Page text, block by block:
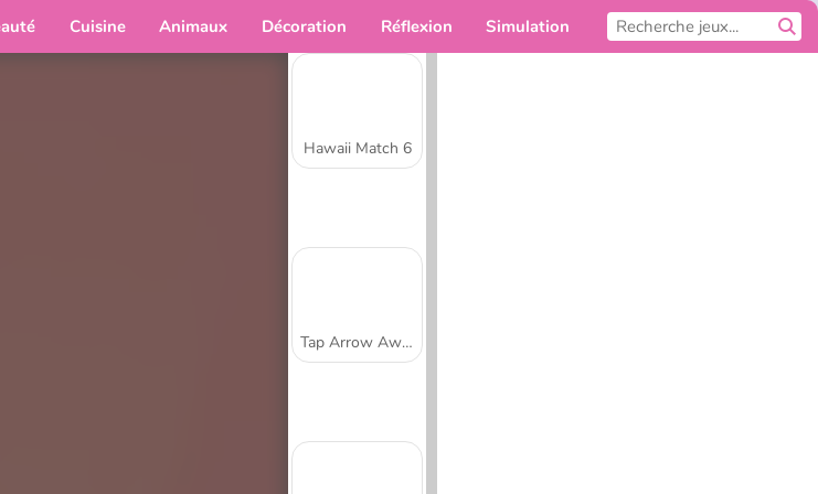
Cuisine Animaux Décoration Réflexion Simulation
Hawaii Match 6
Tap Arrow Away